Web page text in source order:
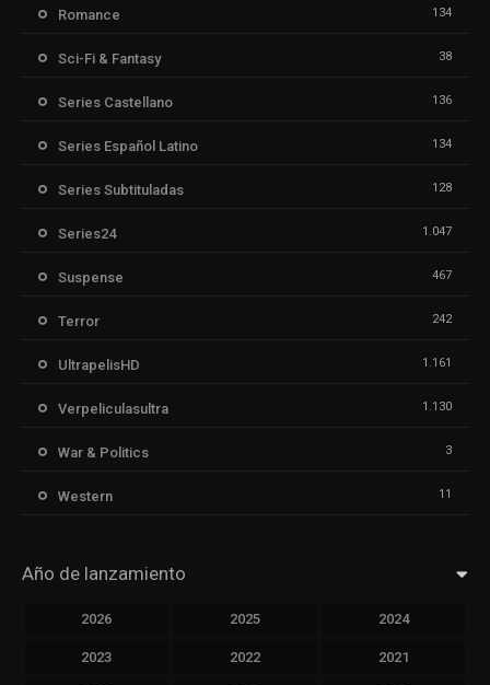
Romance 134
Sci-Fi & Fantasy 38
Series Castellano 136
Series Español Latino 134
Series Subtituladas 128
Series24 1.047
Suspense 467
Terror 242
UltrapelisHD 1.161
Verpeliculasultra 1.130
War & Politics 3
Western 11
Año de lanzamiento
2026 2025 2024
2023 2022 2021